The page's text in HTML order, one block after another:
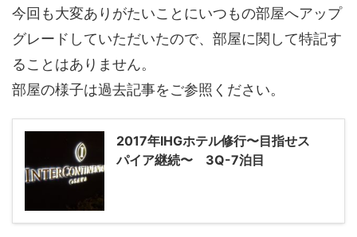
今回も大変ありがたいことにいつもの部屋へアップ
グレードしていただいたので、部屋に関して特記す
ることはありません。
部屋の様子は過去記事をご参照ください。
2017年IHGホテル修行〜目指せス
パイア継続〜 3Q-7泊目